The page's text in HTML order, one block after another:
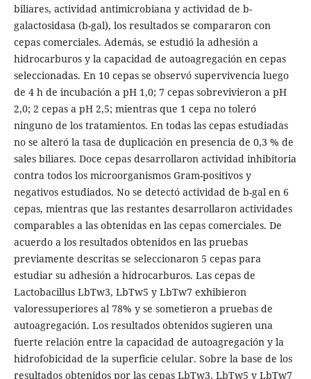
biliares, actividad antimicrobiana y actividad de b-
galactosidasa (b-gal), los resultados se compararon con
cepas comerciales. Además, se estudió la adhesión a
hidrocarburos y la capacidad de autoagregación en cepas
seleccionadas. En 10 cepas se observó supervivencia luego
de 4 h de incubación a pH 1,0; 7 cepas sobrevivieron a pH
2,0; 2 cepas a pH 2,5; mientras que 1 cepa no toleró
ninguno de los tratamientos. En todas las cepas estudiadas
no se alteró la tasa de duplicación en presencia de 0,3 % de
sales biliares. Doce cepas desarrollaron actividad inhibitoria
contra todos los microorganismos Gram-positivos y
negativos estudiados. No se detectó actividad de b-gal en 6
cepas, mientras que las restantes desarrollaron actividades
comparables a las obtenidas en las cepas comerciales. De
acuerdo a los resultados obtenidos en las pruebas
previamente descritas se seleccionaron 5 cepas para
estudiar su adhesión a hidrocarburos. Las cepas de
Lactobacillus LbTw3, LbTw5 y LbTw7 exhibieron
valoressuperiores al 78% y se sometieron a pruebas de
autoagregación. Los resultados obtenidos sugieren una
fuerte relación entre la capacidad de autoagregación y la
hidrofobicidad de la superficie celular. Sobre la base de los
resultados obtenidos por las cepas LbTw3, LbTw5 y LbTw7